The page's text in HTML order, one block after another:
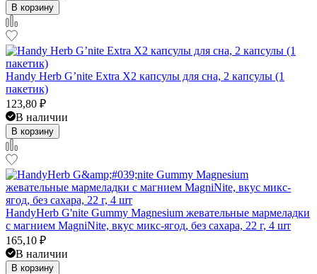
В корзину
Handy Herb G’nite Extra X2 капсулы для сна, 2 капсулы (1
пакетик)
123,80 ₽
В наличии
В корзину
HandyHerb G'nite Gummy Magnesium жевательные мармеладки
с магнием MagniNite, вкус микс-ягод, без сахара, 22 г, 4 шт
165,10 ₽
В наличии
В корзину